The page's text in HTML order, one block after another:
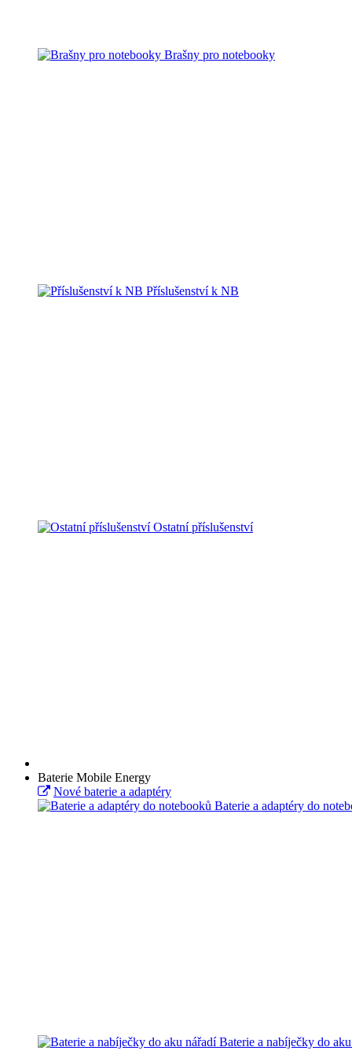
Brašny pro notebooky
Příslušenství k NB
Ostatní příslušenství
Baterie Mobile Energy
Nové baterie a adaptéry
Baterie a adaptéry do
Baterie a nabíječky do